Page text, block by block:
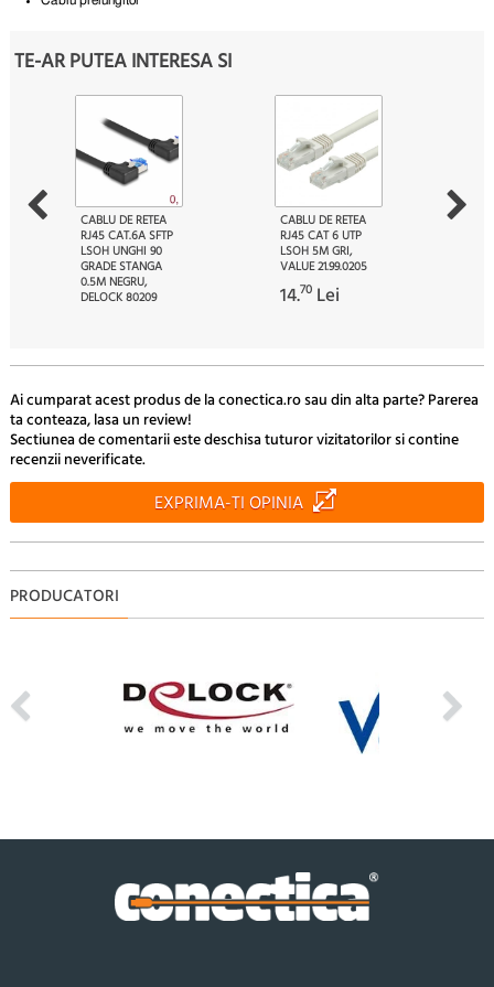
TE-AR PUTEA INTERESA SI
CABLU DE RETEA
RJ45 CAT.6A SFTP
LSOH UNGHI 90
GRADE STANGA
0.5M NEGRU,
DELOCK 80209
CABLU DE RETEA
RJ45 CAT 6 UTP
LSOH 5M GRI,
VALUE 21.99.0205
14.70 Lei
Ai cumparat acest produs de la conectica.ro sau din alta parte? Parerea
ta conteaza, lasa un review!
Sectiunea de comentarii este deschisa tuturor vizitatorilor si contine
recenzii neverificate.
EXPRIMA-TI OPINIA
PRODUCATORI